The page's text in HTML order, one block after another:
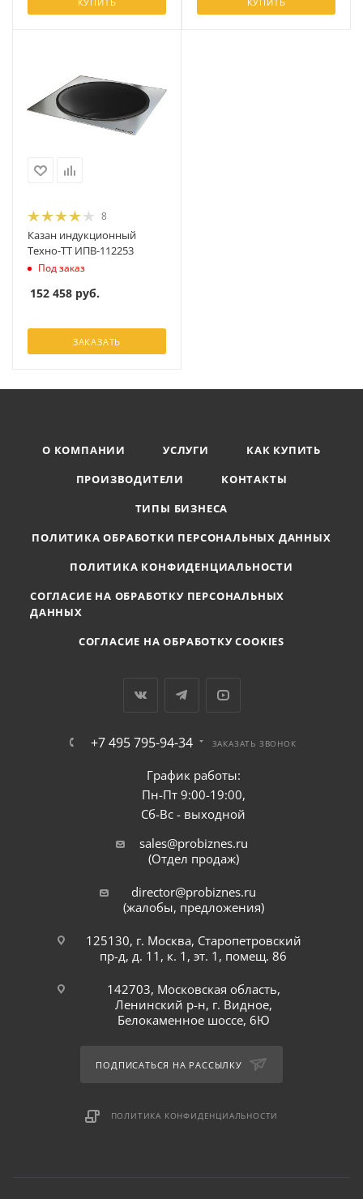
8
Казан индукционный
Техно-ТТ ИПВ-112253
Под заказ
152 458 руб.
ЗАКАЗАТЬ
О КОМПАНИИ УСЛУГИ
КАК КУПИТЬ
ПРОИЗВОДИТЕЛИ
КОНТАКТЫ
ТИПЫ БИЗНЕСА
ПОЛИТИКА ОБРАБОТКИ ПЕРСОНАЛЬНЫХ ДАННЫХ
ПОЛИТИКА КОНФИДЕНЦИАЛЬНОСТИ
СОГЛАСИЕ НА ОБРАБОТКУ ПЕРСОНАЛЬНЫХ
ДАННЫХ
СОГЛАСИЕ НА ОБРАБОТКУ COOKIES
+7 495 795-94-34 ЗАКАЗАТЬ ЗВОНОК
График работы:
Пн-Пт 9:00-19:00,
Сб-Вс - выходной
sales@probiznes.ru
(Отдел продаж)
director@probiznes.ru
(жалобы, предложения)
125130, г. Москва, Старопетровский
пр-д, д. 11, к. 1, эт. 1, помещ. 86
142703, Московская область,
Ленинский р-н, г. Видное,
Белокаменное шоссе, 6Ю
ПОДПИСАТЬСЯ НА РАССЫЛКУ
ПОЛИТИКА КОНФИДЕНЦИАЛЬНОСТИ